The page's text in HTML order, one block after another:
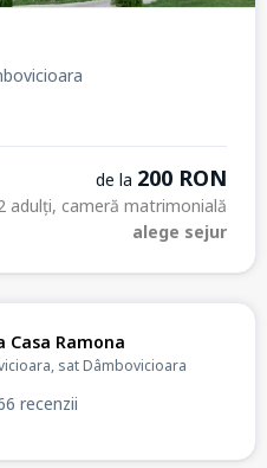
de la 200 RON
adulți, cameră matrimonială
alege sejur
Casa Ramona
sat Dâmbovicioara
recenzii